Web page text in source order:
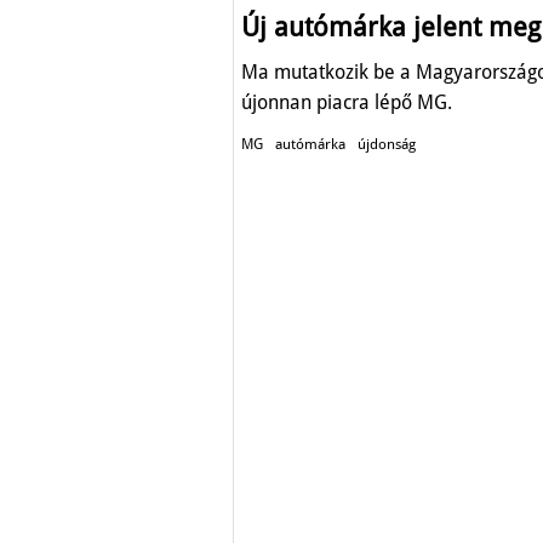
Új autómárka jelent meg
Ma mutatkozik be a
újonnan piacra lépő MG.
MG autómárka újdonság